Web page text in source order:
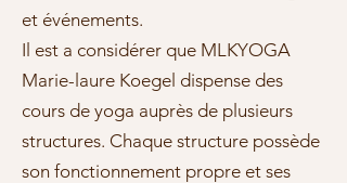
et événements.
Il est a considérer que MLKYOGA
Marie-laure Koegel dispense des
cours de yoga auprès de plusieurs
structures. Chaque structure possède
son fonctionnement propre et ses